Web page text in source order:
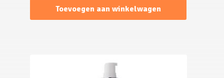
Toevoegen aan winkelwagen